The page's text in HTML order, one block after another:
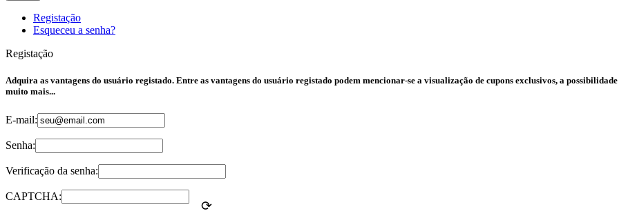
Registação
Esqueceu a senha?
Registação
Adquira as vantagens do usuário registado. Entre as vantagens do usuário registado podem mencionar-se a visualização de cupons exclusivos, a
muito mais...
E-mail:
Senha:
Verificação da senha:
CAPTCHA:
⟳